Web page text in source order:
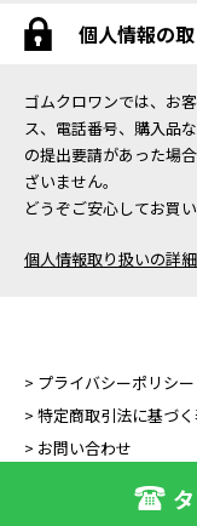
個人情報の
ゴムクロワンでは、お
ス、電話番号、購入品
の提出要請があった場
ざいません。
どうぞご安心してお買
個人情報取り扱いの詳
> プライバシーポリシー
> 特定商取引法に基づ
> お問い合わせ
Copyright